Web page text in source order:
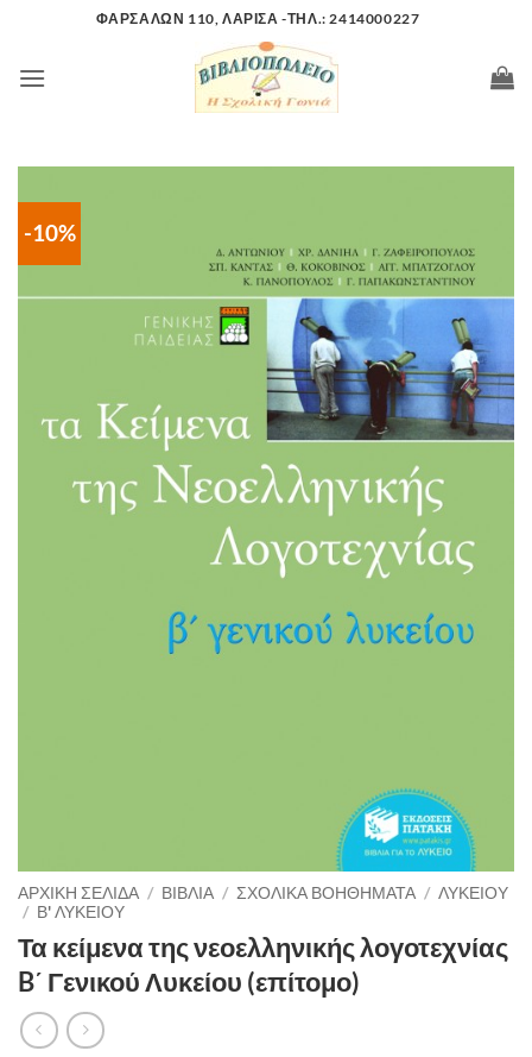
περιεχόμενο
ΦΑΡΣΑΛΩΝ 110, ΛΑΡΙΣΑ -ΤΗΛ.: 2414000227
-10%
ΑΡΧΙΚΉ ΣΕΛΊΔΑ / ΒΙΒΛΙΑ / ΣΧΟΛΙΚΑ ΒΟΗΘΗΜΑΤΑ / ΛΥΚΕΙΟΥ
/ Β' ΛΥΚΕΙΟΥ
Τα κείμενα της νεοελληνικής λογοτεχνίας
B΄ Γενικού Λυκείου (επίτομο)